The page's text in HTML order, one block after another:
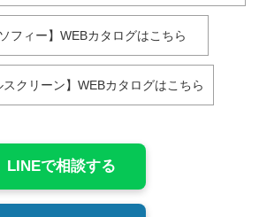
フィー】WEBカタログはこちら
クリーン】WEBカタログはこちら
LINEで相談する